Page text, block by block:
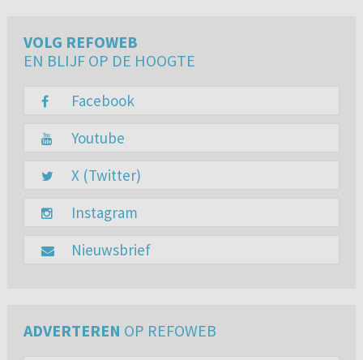
VOLG REFOWEB
EN BLIJF OP DE HOOGTE
Facebook
Youtube
X (Twitter)
Instagram
Nieuwsbrief
ADVERTEREN OP REFOWEB